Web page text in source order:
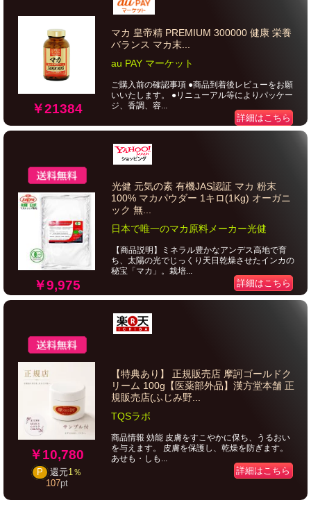
￥21384
マカ 皇帝精 PREMIUM 300000 健康 栄養
バランス マカ末...
au PAY マーケット
ご購入前の確認事項 ●商品到着後レビューをお願
いいたします。 ●リニューアル等によりパッケー
ジ、香調、容...
詳細はこちら
￥9,975
光健 元気の素 有機JAS認証 マカ 粉末
100% マカパウダー 1キロ(1Kg) オーガニ
ック 無...
日本で唯一のマカ原料メーカー光健
【商品説明】ミネラル豊かなアンデス高地で育
ち、太陽の光でじっくり天日乾燥させたインカの
秘宝「マカ」。栽培...
詳細はこちら
￥10,780
P 還元1％
107pt
【特典あり】 正規販売店 摩訶ゴールドク
リーム 100g【医薬部外品】漢方堂本舗 正
規販売店(ふじみ野...
TQSラボ
商品情報 効能 皮膚をすこやかに保ち、うるおい
を与えます。 皮膚を保護し、乾燥を防ぎます。
あせも・しも...
詳細はこちら